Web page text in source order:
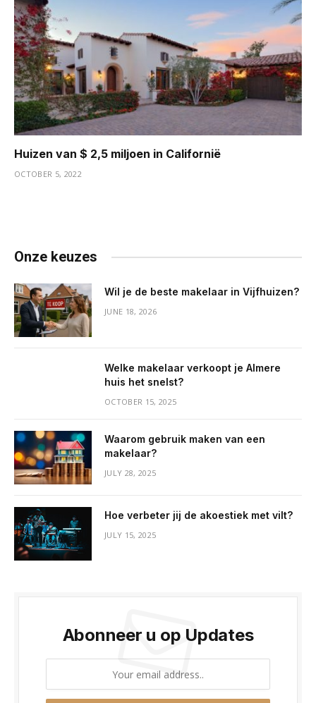
Huizen van $ 2,5 miljoen in Californië
OCTOBER 5, 2022
Onze keuzes
Wil je de beste makelaar in Vijfhuizen?
JUNE 18, 2026
Welke makelaar verkoopt je Almere
huis het snelst?
OCTOBER 15, 2025
Waarom gebruik maken van een
makelaar?
JULY 28, 2025
Hoe verbeter jij de akoestiek met vilt?
JULY 15, 2025
Abonneer u op Updates